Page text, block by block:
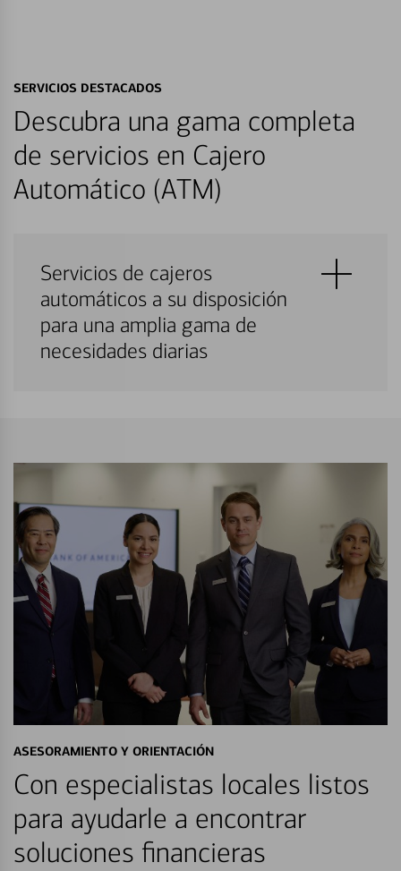
SERVICIOS DESTACADOS
Descubra una gama completa
de servicios en Cajero
Automático (ATM)
Servicios de cajeros
automáticos a su disposición
para una amplia gama de
necesidades diarias
ASESORAMIENTO Y ORIENTACIÓN
Con especialistas locales listos
para ayudarle a encontrar
soluciones financieras